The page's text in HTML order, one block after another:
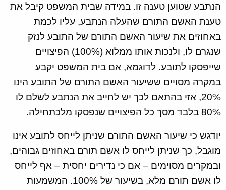
הנתבע שטוען טענה זו. במידה שבית המשפט קיבל את
טענת האשם התורם שהעלה הנתבע, עליו לכמת
באחוזים את שיעור האשם התורם של התובע לנזק
שנגרם לו, ולנכות אותו ממלוא (100%) הפיצויים
שייפסקו לתובע. לדוגמא, אם בית המשפט יקבע
במקרה מסויים ששיעור האשם התורם של התובע הינו
20%, אזי בהתאם לכך יש לחייב את הנתבע לשלם לו
80% בלבד מסך כל הפיצויים שנפסקו מלכתחילה.
יודגש כי שיעור האשם התורם שניתן לייחס לתובע אינו
מוגבל, כך שניתן לייחס לו אשם תורם באחוזים גבוהים,
ובמקרים מסוימים – אם כי נדירים יחסית – אף לייחס
לו אשם תורם מלא, בשיעור של 100%. המשמעות